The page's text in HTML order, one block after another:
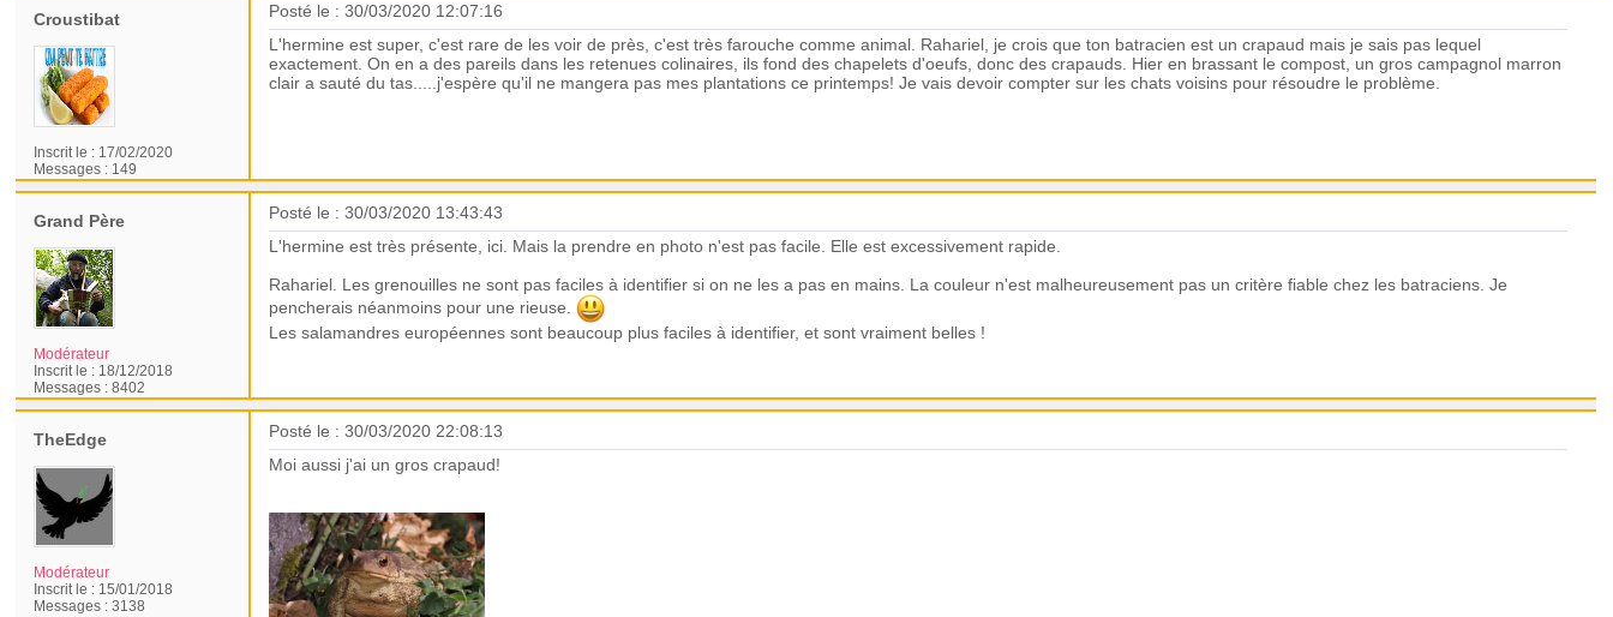
Croustibat
Inscrit le : 17/02/2020
Messages : 149
Posté le : 30/03/2020 12:07:16
L'hermine est super, c'est rare de les voir de près, c'est très farouche comme animal. Rahariel, je crois que ton batracien est un crapaud mais je sais pas lequel
exactement. On en a des pareils dans les retenues colinaires, ils fond des chapelets d'oeufs, donc des crapauds. Hier en brassant le compost, un gros campagnol marron
clair a sauté du tas.....j'espère qu'il ne mangera pas mes plantations ce printemps! Je vais devoir compter sur les chats voisins pour résoudre le problème.
Grand Père
Modérateur
Inscrit le : 18/12/2018
Messages :8402
Posté le : 30/03/2020 13:43:43
L'hermine est très présente, ici. Mais la prendre en photo n'est pas facile. Elle est excessivement rapide.
Rahariel. Les grenouilles ne sont pas faciles à identifier si on ne les a pas en mains. La couleur n'est malheureusement pas un critère fiable chez les batraciens. Je
pencherais néanmoins pour une rieuse.
Les salamandres européennes sont beaucoup plus faciles à identifier, et sont vraiment belles !
TheEdge
Modérateur
Inscrit le : 15/01/2018
Messages :3138
Posté le : 30/03/2020 22:08:13
Moi aussi j'ai un gros crapaud!